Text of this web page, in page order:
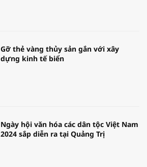
Gỡ thẻ vàng thủy sản gắn với xây
dựng kinh tế biển
Ngày hội văn hóa các dân tộc Việt Nam
2024 sắp diễn ra tại Quảng Trị